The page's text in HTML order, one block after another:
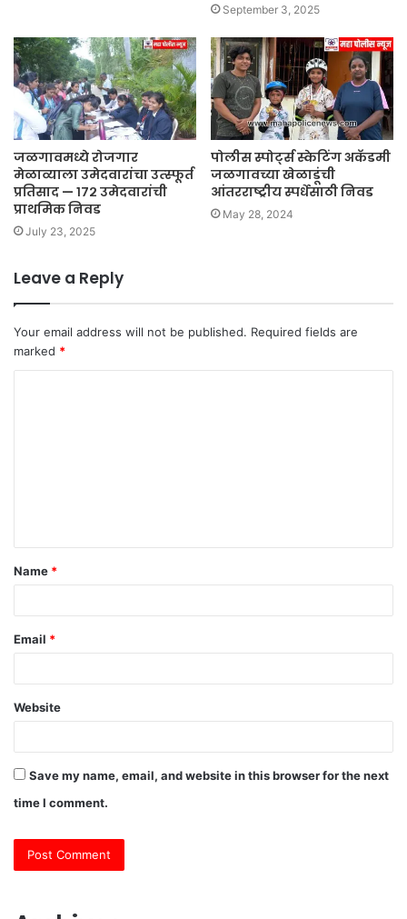
September 3, 2025
जळगावमध्ये रोजगार
मेळाव्याला उमेदवारांचा उत्स्फूर्त
प्रतिसाद — १७२ उमेदवारांची
प्राथमिक निवड
July 23, 2025
पोलीस स्पोर्ट्स स्केटिंग अकॅडमी
जळगावच्या खेळाडूंची
आंतरराष्ट्रीय स्पर्धेसाठी निवड
May 28, 2024
Leave a Reply
Your email address will not be published. Required fields are
marked *
t
*
Name *
Email *
Website
Save my name, email, and website in this browser for the next
time I comment.